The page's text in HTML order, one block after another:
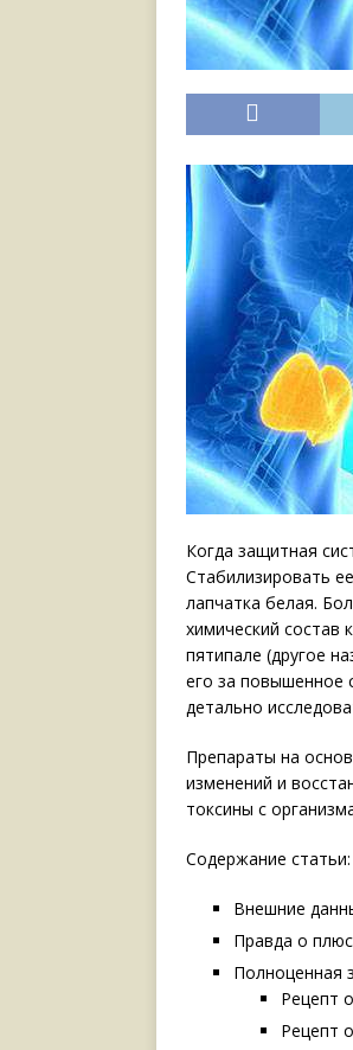
Когда защитная
Стабилизировать
лапчатка белая.
химический состав
пятипале (другое
его за повышенное
детально
Препараты на
изменений и
токсины с
Содержание статьи:
Внешние
Правда о
Полноценная
Рецепт
Рецепт